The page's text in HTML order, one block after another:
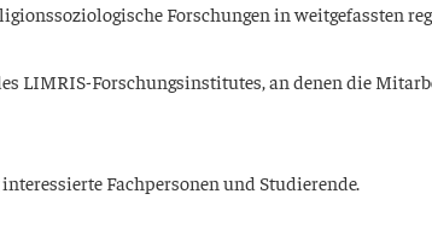
For­schun­gen in weit­ge­fass­ten
LIM­RIS-For­schungs­in­sti­tu­tes, an denen die
Fach­per­so­nen und Studierende.